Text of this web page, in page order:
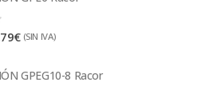
5 € (SIN IVA)
GPEG10-8 Racor